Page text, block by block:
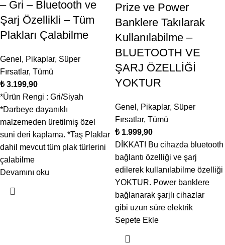
– Gri – Bluetooth ve
Şarj Özellikli – Tüm
Plakları Çalabilme
Genel , Pikaplar, Süper
Fırsatlar, Tümü
₺
*Ürün Rengi : Gri/Siyah
*Darbeye dayanıklı
malzemeden üretilmiş özel
suni deri kaplama. *Taş Plaklar
dahil mevcut tüm plak türlerini
çalabilme
Devamını oku
Prize ve Power
Banklere Takılarak
Kullanılabilme –
BLUETOOTH VE
ŞARJ ÖZELLİĞİ
YOKTUR
Genel , Pikaplar, Süper
Fırsatlar, Tümü
₺
DİKKAT! Bu cihazda bluetooth
bağlantı özelliği ve şarj
edilerek kullanılabilme özelliği
YOKTUR. Power banklere
bağlanarak şarjlı cihazlar
gibi uzun süre elektrik
Sepete Ekle